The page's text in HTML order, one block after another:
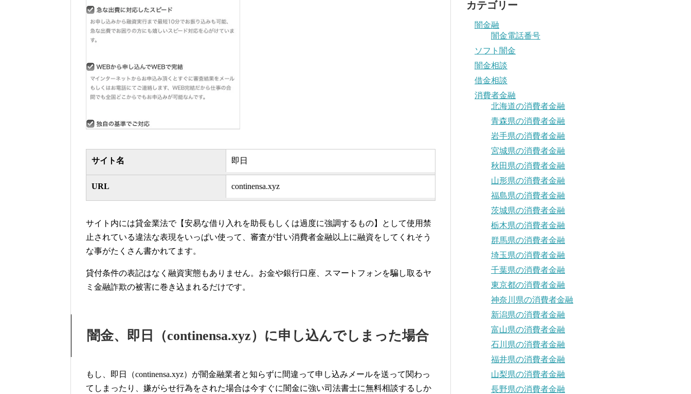
サイト名 即日
URL continensa.xyz
サイト内には貸金業法で【安易な借り入れを助長もしくは過度に強調するもの】として使用禁
止されている違法な表現をいっぱい使って、審査が甘い消費者金融以上に融資をしてくれそう
な事がたくさん書かれてます。
貸付条件の表記はなく融資実態もありません。お金や銀行口座、スマートフォンを騙し取るヤ
ミ金融詐欺の被害に巻き込まれるだけです。
闇金、即日（continensa.xyz）に申し込んでしまった場合
もし、即日（continensa.xyz）が闇金融業者と知らずに間違って申し込みメールを送って関わっ
てしまったり、嫌がらせ行為をされた場合は今すぐに闇金に強い司法書士に無料相談するしか
カテゴリー
闇金融
闇金電話番号
ソフト闇金
闇金相談
借金相談
消費者金融
北海道の消費者金融
青森県の消費者金融
岩手県の消費者金融
宮城県の消費者金融
秋田県の消費者金融
山形県の消費者金融
福島県の消費者金融
茨城県の消費者金融
栃木県の消費者金融
群馬県の消費者金融
埼玉県の消費者金融
千葉県の消費者金融
東京都の消費者金融
神奈川県の消費者金融
新潟県の消費者金融
富山県の消費者金融
石川県の消費者金融
福井県の消費者金融
山梨県の消費者金融
長野県の消費者金融